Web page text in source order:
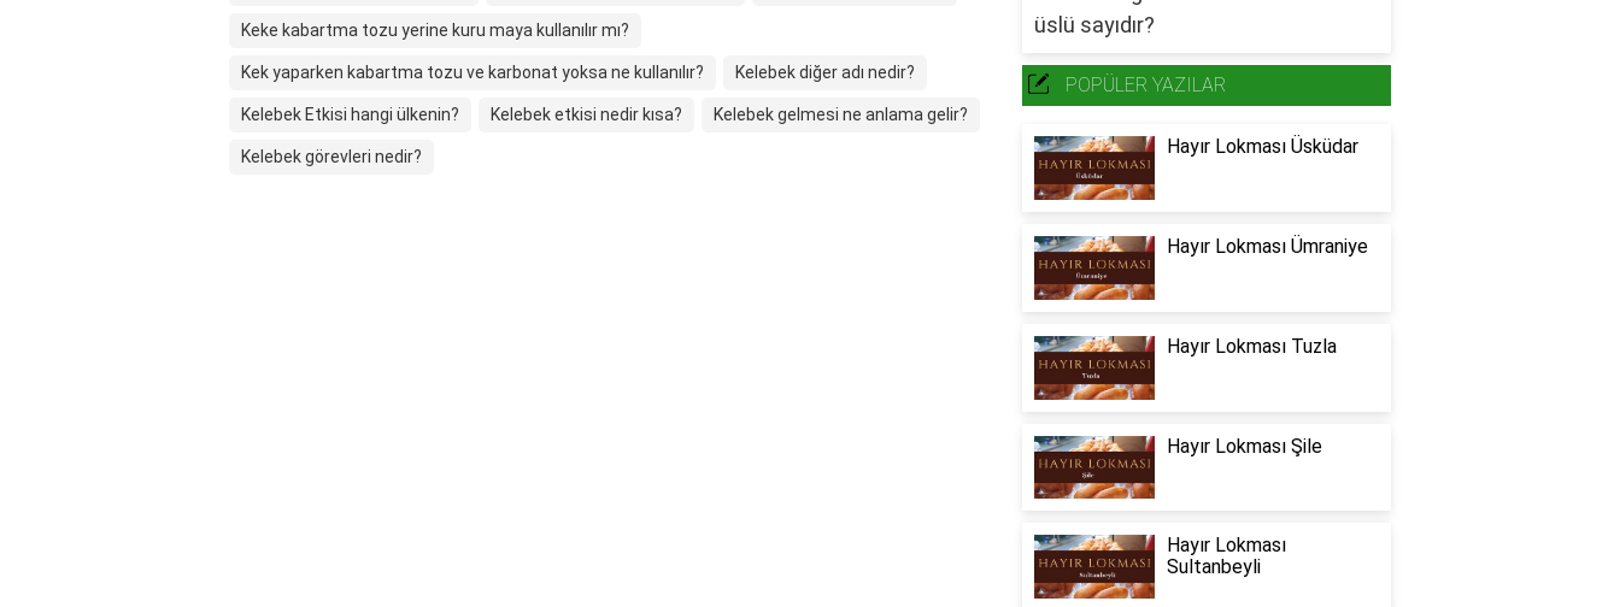
Keke kabartma tozu yerine kuru maya kullanılır mı?
Kek yaparken kabartma tozu ve karbonat yoksa ne kullanılır? Kelebek diğer adı nedir?
Kelebek Etkisi hangi ülkenin? Kelebek etkisi nedir kısa? Kelebek gelmesi ne anlama gelir?
Kelebek görevleri nedir?
POPÜLER YAZILAR
Hayır Lokması Üsküdar
Hayır Lokması Ümraniye
Hayır Lokması Tuzla
Hayır Lokması Şile
Hayır Lokması
Sultanbeyli